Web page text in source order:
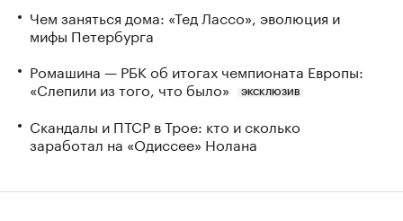
Чем заняться дома: «Тед Лассо», эволюция и
мифы Петербурга
Ромашина — РБК об итогах чемпионата Европы:
«Слепили из того, что было»
ЭКСКЛЮЗИВ
Скандалы и ПТСР в Трое: кто и сколько
заработал на «Одиссее» Нолана